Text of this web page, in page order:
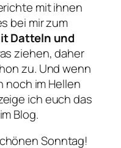
mit ihnen
bei mir zum
Datteln und
ziehen, daher
zu. Und wenn
noch im Hellen
ich euch das
Blog.
Sonntag!